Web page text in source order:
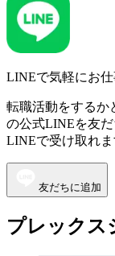
LINEで気軽にお仕
転職活動をするか
の公式LINEを友
LINEで受け取れま
友だちに追加
プレックス